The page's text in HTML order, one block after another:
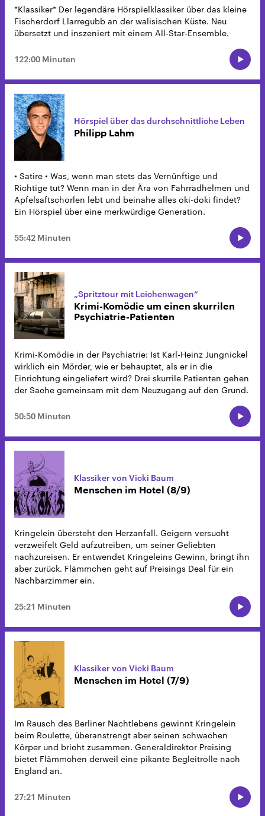
*Klassiker* Der legendäre Hörspielklassiker über das kleine
Fischerdorf Llarregubb an der walisischen Küste. Neu
übersetzt und inszeniert mit einem All-Star-Ensemble.
122:00 Minuten
Hörspiel über das durchschnittliche Leben
Philipp Lahm
• Satire • Was, wenn man stets das Vernünftige und
Richtige tut? Wenn man in der Ära von Fahrradhelmen und
Apfelsaftschorlen lebt und beinahe alles oki-doki findet?
Ein Hörspiel über eine merkwürdige Generation.
55:42 Minuten
„Spritztour mit Leichenwagen“
Krimi-Komödie um einen skurrilen
Psychiatrie-Patienten
Krimi-Komödie in der Psychiatrie: Ist Karl-Heinz Jungnickel
wirklich ein Mörder, wie er behauptet, als er in die
Einrichtung eingeliefert wird? Drei skurrile Patienten gehen
der Sache gemeinsam mit dem Neuzugang auf den Grund.
50:50 Minuten
Klassiker von Vicki Baum
Menschen im Hotel (8/9)
Kringelein übersteht den Herzanfall. Geigern versucht
verzweifelt Geld aufzutreiben, um seiner Geliebten
nachzureisen. Er entwendet Kringeleins Gewinn, bringt ihn
aber zurück. Flämmchen geht auf Preisings Deal für ein
Nachbarzimmer ein.
25:21 Minuten
Klassiker von Vicki Baum
Menschen im Hotel (7/9)
Im Rausch des Berliner Nachtlebens gewinnt Kringelein
beim Roulette, überanstrengt aber seinen schwachen
Körper und bricht zusammen. Generaldirektor Preising
bietet Flämmchen derweil eine pikante Begleitrolle nach
England an.
27:21 Minuten